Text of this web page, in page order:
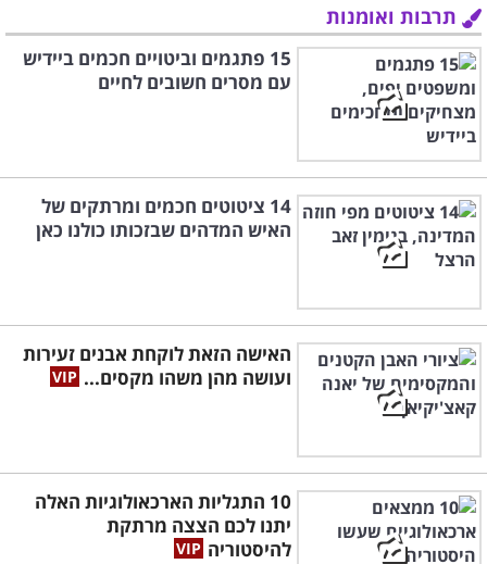
תרבות ואומנות
15 פתגמים וביטויים חכמים ביידיש
עם מסרים חשובים לחיים
14 ציטוטים חכמים ומרתקים של
האיש המדהים שבזכותו כולנו כאן
האישה הזאת לוקחת אבנים זעירות
ועושה מהן משהו מקסים...
10 התגליות הארכאולוגיות האלה
יתנו לכם הצצה מרתקת
להיסטוריה